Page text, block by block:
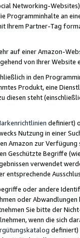
Networking-
Programminhalte an
Ihrem Partner-Tag
auf einer Amazon-
von Ihrer
in den
Produkt, eine
diesen steht
definiert)
Nutzung in einer
Amazon zur
Geschützte Begriffe
verwendet
entsprechende
oder andere
oder
Sie bitte der
wenn die sich
definiert)